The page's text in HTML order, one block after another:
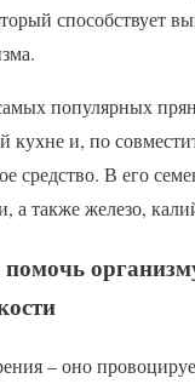
способствует
популярных
кухне и, по
средство. В его
а также железо,
– оно